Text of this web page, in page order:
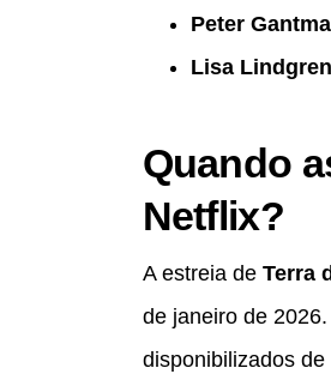
Peter
Lisa Lindgren
Quando
Netflix?
A estreia de Terra
de janeiro de
disponibilizados